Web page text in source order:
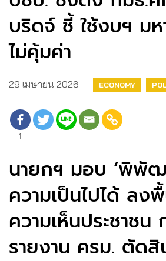
บริดจ์ ชี้ ใช้งบฯ ม
ไม่คุ้มค่า
29 เมษายน 2026 ECONOMY
1
นายกฯ มอบ ‘พิพั
ความเป็นไปได้ ลง
ความเห็นประชาชน
รายงาน ครม. ตัดสิ